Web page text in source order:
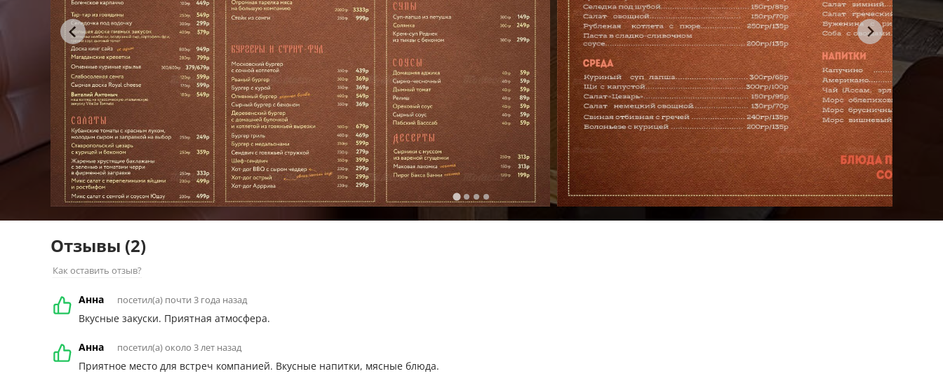
Отзывы (2)
Как оставить отзыв?
Анна посетил(а) почти 3 года назад
Вкусные закуски. Приятная атмосфера.
Анна посетил(а) около 3 лет назад
Приятное место для встреч компанией. Вкусные напитки, мясные блюда.